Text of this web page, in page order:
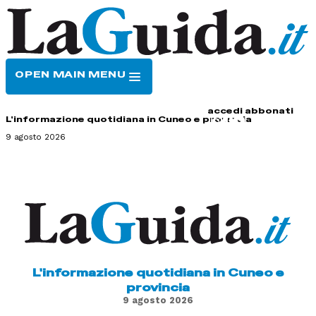
OPEN MAIN MENU
accedi abbonati
L'informazione quotidiana in Cuneo e provincia
9 agosto 2026
L'informazione quotidiana in Cuneo e
provincia
9 agosto 2026